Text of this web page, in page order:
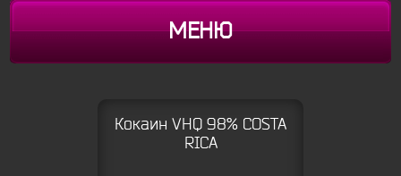
МЕНЮ
Кокаин VHQ 98% COSTA
RICA